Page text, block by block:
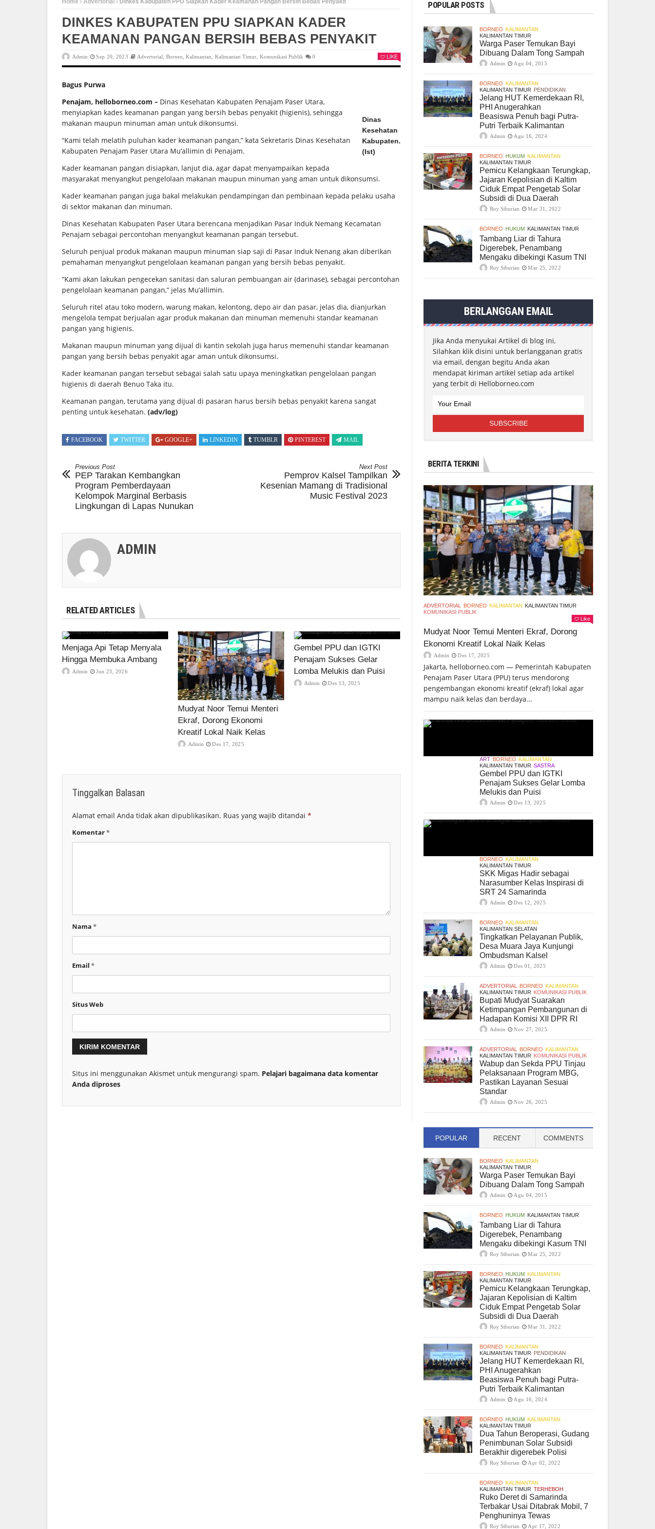
DINKES KABUPATEN PPU SIAPKAN KADER
KEAMANAN PANGAN BERSIH BEBAS PENYAKIT
Admin Sep 20, 2023 Advertorial Borneo ,Kalimantan ,Kalimantan Timur Komunikasi Publik 0 LIKE
Bagus Purwa
Dinas
Kesehatan
Kabupaten.
(Ist)
Penajam, helloborneo.com – Dinas Kesehatan Kabupaten Penajam Paser Utara,
menyiapkan kades keamanan pangan yang bersih bebas penyakit (higienis), sehingga
makanan maupun minuman aman untuk dikonsumsi.
“Kami telah melatih puluhan kader keamanan pangan,” kata Sekretaris Dinas Kesehatan
Kabupaten Penajam Paser Utara Mu’allimin di Penajam.
Kader keamanan pangan disiapkan, lanjut dia, agar dapat menyampaikan kepada
masyarakat menyangkut pengelolaan makanan maupun minuman yang aman untuk dikonsumsi.
Kader keamanan pangan juga bakal melakukan pendampingan dan pembinaan kepada pelaku usaha
di sektor makanan dan minuman.
Dinas Kesehatan Kabupaten Paser Utara berencana menjadikan Pasar Induk Nemang Kecamatan
Penajam sebagai percontohan menyangkut keamanan pangan tersebut.
Seluruh penjual produk makanan maupun minuman siap saji di Pasar Induk Nenang akan diberikan
pemahaman menyangkut pengelolaan keamanan pangan yang bersih bebas penyakit.
“Kami akan lakukan pengecekan sanitasi dan saluran pembuangan air (darinase), sebagai percontohan
pengelolaan keamanan pangan,” jelas Mu’allimin.
Seluruh ritel atau toko modern, warung makan, kelontong, depo air dan pasar, jelas dia, dianjurkan
mengelola tempat berjualan agar produk makanan dan minuman memenuhi standar keamanan
pangan yang higienis.
Makanan maupun minuman yang dijual di kantin sekolah juga harus memenuhi standar keamanan
pangan yang bersih bebas penyakit agar aman untuk dikonsumsi.
Kader keamanan pangan tersebut sebagai salah satu upaya meningkatkan pengelolaan pangan
higienis di daerah Benuo Taka itu.
Keamanan pangan, terutama yang dijual di pasaran harus bersih bebas penyakit karena sangat
penting untuk kesehatan. (adv/log)
FACEBOOK TWITTER GOOGLE+ LINKEDIN TUMBLR PINTEREST MAIL
Previous Post
PEP Tarakan Kembangkan
Program Pemberdayaan
Kelompok Marginal Berbasis
Lingkungan di Lapas Nunukan
Next Post
Pemprov Kalsel Tampilkan
Kesenian Mamang di Tradisional
Music Festival 2023
ADMIN
RELATED ARTICLES
Menjaga Api Tetap Menyala
Hingga Membuka Ambang
Admin Jun 23, 2026
Mudyat Noor Temui Menteri
Ekraf, Dorong Ekonomi
Kreatif Lokal Naik Kelas
Admin Des 17, 2025
Gembel PPU dan IGTKI
Penajam Sukses Gelar
Lomba Melukis dan Puisi
Admin Des 13, 2025
Tinggalkan Balasan
Alamat email Anda tidak akan dipublikasikan. Ruas yang wajib ditandai *
Komentar*
Nama *
Email *
Situs Web
Situs ini menggunakan Akismet untuk mengurangi spam. Pelajari bagaimana data komentar
Anda diproses
POPULAR POSTS
BORNEO KALIMANTAN
KALIMANTAN TIMUR
Warga Paser Temukan Bayi
Dibuang Dalam Tong Sampah
Admin Agu 04, 2015
BORNEO KALIMANTAN
KALIMANTAN TIMUR PENDIDIKAN
Jelang HUT Kemerdekaan RI,
PHI Anugerahkan
Beasiswa Penuh bagi Putra-
Putri Terbaik Kalimantan
Admin Agu 16, 2024
BORNEO HUKUM KALIMANTAN
KALIMANTAN TIMUR
Pemicu Kelangkaan Terungkap,
Jajaran Kepolisian di Kaltim
Ciduk Empat Pengetab Solar
Subsidi di Dua Daerah
Roy Siburian Mar 31, 2022
BORNEO HUKUM KALIMANTAN TIMUR
Tambang Liar di Tahura
Digerebek, Penambang
Mengaku dibekingi Kasum TNI
Roy Siburian Mar 25, 2022
BERLANGGAN EMAIL
Jika Anda menyukai Artikel di blog ini,
Silahkan klik disini untuk berlangganan gratis
via email, dengan begitu Anda akan
mendapat kiriman artikel setiap ada artikel
yang terbit di Helloborneo.com
BERITA TERKINI
ADVERTORIAL BORNEO KALIMANTAN KALIMANTAN TIMUR
KOMUNIKASI PUBLIK
Like
Mudyat Noor Temui Menteri Ekraf, Dorong
Ekonomi Kreatif Lokal Naik Kelas
Admin Des 17, 2025
Jakarta, helloborneo.com — Pemerintah Kabupaten
Penajam Paser Utara (PPU) terus mendorong
pengembangan ekonomi kreatif (ekraf) lokal agar
mampu naik kelas dan berdaya...
ART BORNEO KALIMANTAN
KALIMANTAN TIMUR SASTRA
Gembel PPU dan IGTKI
Penajam Sukses Gelar Lomba
Melukis dan Puisi
Admin Des 13, 2025
BORNEO KALIMANTAN
KALIMANTAN TIMUR
SKK Migas Hadir sebagai
Narasumber Kelas Inspirasi di
SRT 24 Samarinda
Admin Des 12, 2025
BORNEO KALIMANTAN
KALIMANTAN SELATAN
Tingkatkan Pelayanan Publik,
Desa Muara Jaya Kunjungi
Ombudsman Kalsel
Admin Des 01, 2025
ADVERTORIAL BORNEO KALIMANTAN
KALIMANTAN TIMUR KOMUNIKASI PUBLIK
Bupati Mudyat Suarakan
Ketimpangan Pembangunan di
Hadapan Komisi XII DPR RI
Admin Nov 27, 2025
ADVERTORIAL BORNEO KALIMANTAN
KALIMANTAN TIMUR KOMUNIKASI PUBLIK
Wabup dan Sekda PPU Tinjau
Pelaksanaan Program MBG,
Pastikan Layanan Sesuai
Standar
Admin Nov 26, 2025
POPULAR RECENT COMMENTS
BORNEO KALIMANTAN
KALIMANTAN TIMUR
Warga Paser Temukan Bayi
Dibuang Dalam Tong Sampah
Admin Agu 04, 2015
BORNEO HUKUM KALIMANTAN TIMUR
Tambang Liar di Tahura
Digerebek, Penambang
Mengaku dibekingi Kasum TNI
Roy Siburian Mar 25, 2022
BORNEO HUKUM KALIMANTAN
KALIMANTAN TIMUR
Pemicu Kelangkaan Terungkap,
Jajaran Kepolisian di Kaltim
Ciduk Empat Pengetab Solar
Subsidi di Dua Daerah
Roy Siburian Mar 31, 2022
BORNEO KALIMANTAN
KALIMANTAN TIMUR PENDIDIKAN
Jelang HUT Kemerdekaan RI,
PHI Anugerahkan
Beasiswa Penuh bagi Putra-
Putri Terbaik Kalimantan
Admin Agu 16, 2024
BORNEO HUKUM KALIMANTAN
KALIMANTAN TIMUR
Dua Tahun Beroperasi, Gudang
Penimbunan Solar Subsidi
Berakhir digerebek Polisi
Roy Siburian Apr 02, 2022
BORNEO KALIMANTAN
KALIMANTAN TIMUR TERHEBOH
Ruko Deret di Samarinda
Terbakar Usai Ditabrak Mobil, 7
Penghuninya Tewas
Roy Siburian Apr 17, 2022